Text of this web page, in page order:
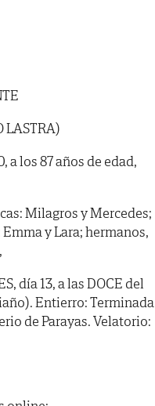
LASTRA)
a los 87 años de edad,
Milagros y Mercedes;
y Lara; hermanos,
día 13, a las DOCE del
Entierro: Terminada
de Parayas. Velatorio: